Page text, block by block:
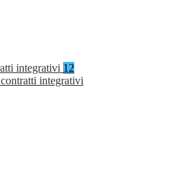
integrativi 12
integrativi